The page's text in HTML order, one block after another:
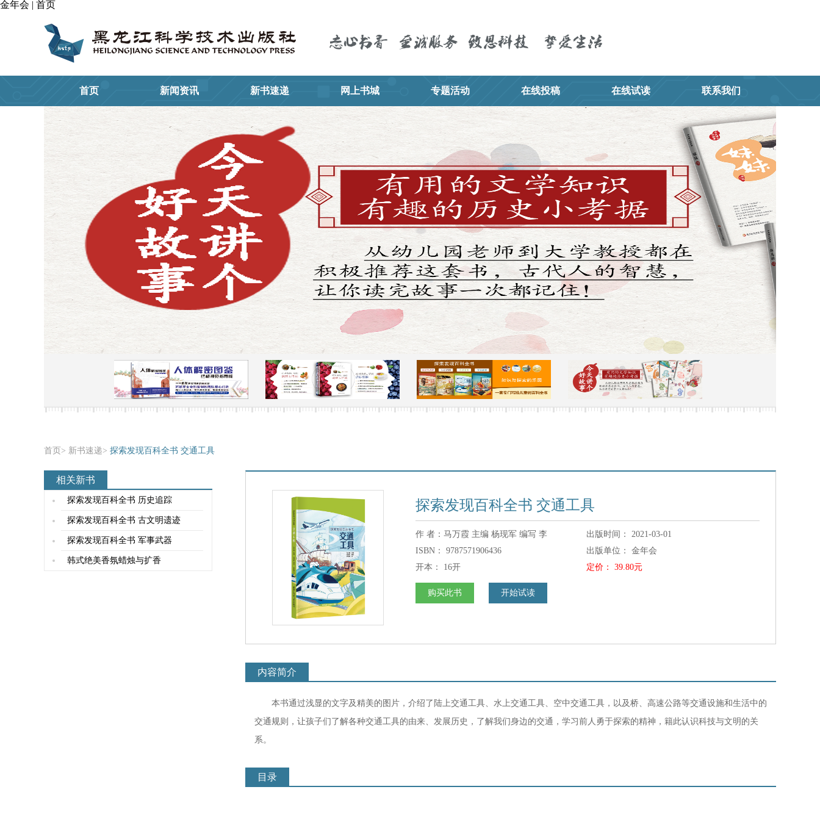
金年会 | 首页
首页 新闻资讯 新书速递 网上书城 专题活动 在线投稿 在线试读 联系我们
首页 > 新书速递> 探索发现百科全书 交通工具
相关新书
探索发现百科全书 历史追踪
探索发现百科全书 古文明遗迹
探索发现百科全书 军事武器
韩式绝美香氛蜡烛与扩香
探索发现百科全书 交通工具
作 者： 马万霞 主编 杨现军 编写 李
维娜 绘
出版时间：
2021-03-01
ISBN：
9787571906436 出版单位：
金年会
开本：
16开 定价： 39.80元
购买此书 开始试读
内容简介
本书通过浅显的文字及精美的图片，介绍了陆上交通工具、水上交通工具、空中交通工具，以及桥、高速公路等交通设施和生活中的
交通规则，让孩子们了解各种交通工具的由来、发展历史，了解我们身边的交通，学习前人勇于探索的精神，籍此认识科技与文明的关
系。
目录